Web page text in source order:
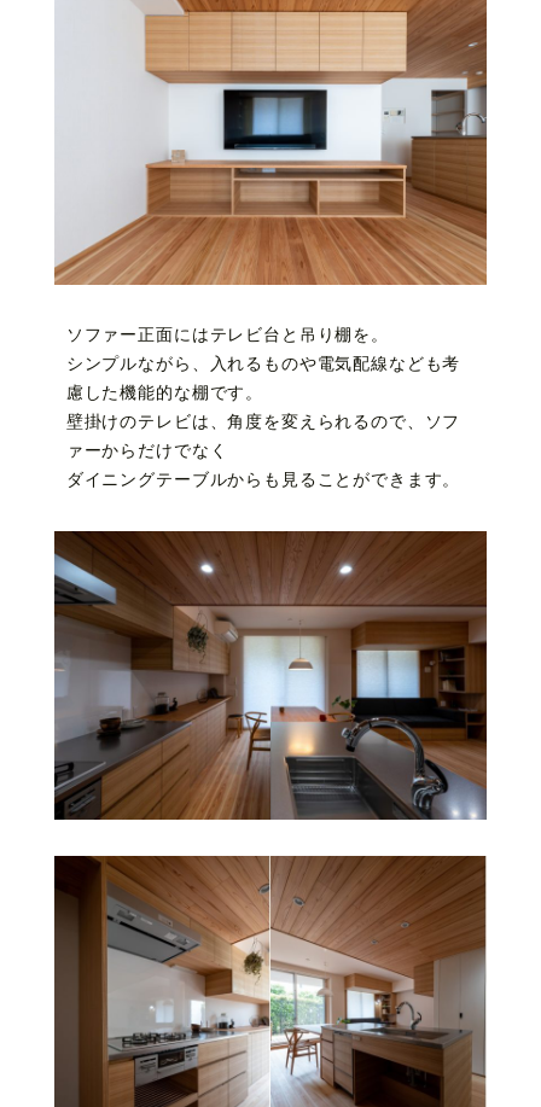
ソファー正面にはテレビ台と吊り棚を。
シンプルながら、入れるものや電気配線なども考
慮した機能的な棚です。
壁掛けのテレビは、角度を変えられるので、ソフ
ァーからだけでなく
ダイニングテーブルからも見ることができます。